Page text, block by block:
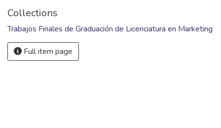
Collections
Trabajos Finales de Graduación de Licenciatura en Marketing
Full item page